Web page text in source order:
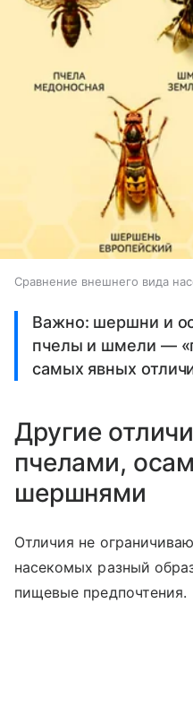
Сравнение внешнего вида
Важно: шершни и
пчелы и шмели —
самых явных
Другие
пчелами,
шершнями
Отличия не
насекомых разный
пищевые предпочтения.